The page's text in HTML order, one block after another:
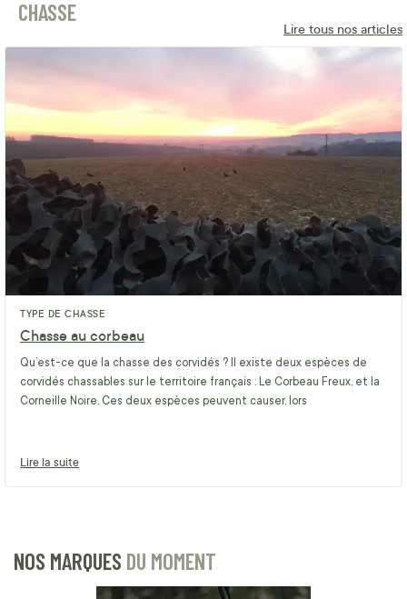
CHASSE
Lire tous nos articles
TYPE DE CHASSE
Chasse au corbeau
Qu’est-ce que la chasse des corvidés ? Il existe deux espèces de
corvidés chassables sur le territoire français : Le Corbeau Freux, et la
Corneille Noire. Ces deux espèces peuvent causer, lors
Lire la suite
NOS MARQUES DU MOMENT